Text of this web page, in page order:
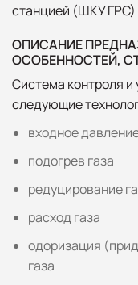
станцией (ШКУ ГРС)
ОПИСАНИЕ
ОСОБЕННОСТЕЙ,
Система контроля и
следующие
входное
подогрев газа
редуцирование
расход газа
одоризация
газа